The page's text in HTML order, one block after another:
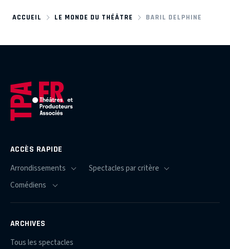
ACCUEIL LE MONDE DU THÉÂTRE BARIL DELPHINE
ACCÈS RAPIDE
ARCHIVES
Tous les spectacles